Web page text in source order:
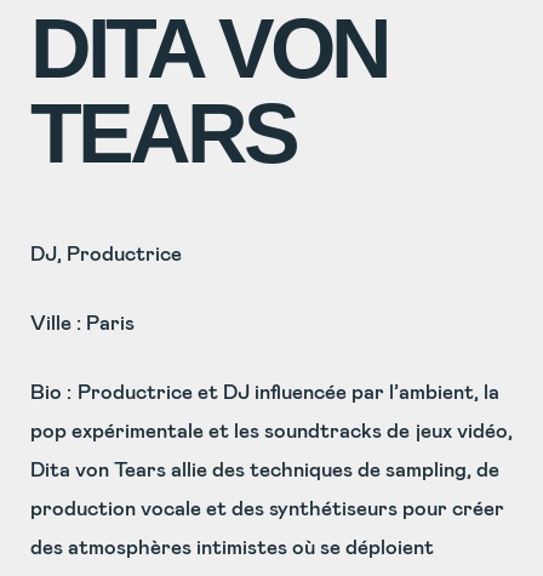
DITA VON
TEARS
DJ, Productrice
Ville : Paris
Bio : Productrice et DJ influencée par l’ambient, la
pop expérimentale et les soundtracks de jeux vidéo,
Dita von Tears allie des techniques de sampling, de
production vocale et des synthétiseurs pour créer
des atmosphères intimistes où se déploient